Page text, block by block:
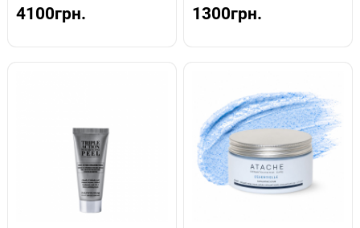
4100грн. 1300грн.